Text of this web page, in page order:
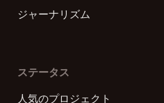
ジャーナリズム
ステータス
人気のプロジェクト